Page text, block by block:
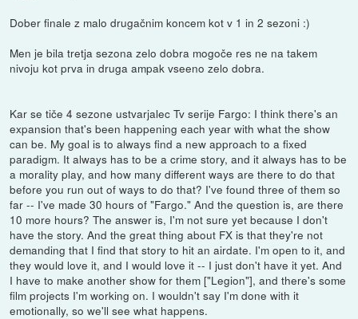
Dober finale z malo drugačnim koncem kot v 1 in 2 sezoni :)
Men je bila tretja sezona zelo dobra mogoče res ne na takem
nivoju kot prva in druga ampak vseeno zelo dobra.
Kar se tiče 4 sezone ustvarjalec Tv serije Fargo: I think there's an
expansion that's been happening each year with what the show
can be. My goal is to always find a new approach to a fixed
paradigm. It always has to be a crime story, and it always has to be
a morality play, and how many different ways are there to do that
before you run out of ways to do that? I've found three of them so
far -- I've made 30 hours of "Fargo." And the question is, are there
10 more hours? The answer is, I'm not sure yet because I don't
have the story. And the great thing about FX is that they're not
demanding that I find that story to hit an airdate. I'm open to it, and
they would love it, and I would love it -- I just don't have it yet. And
I have to make another show for them ["Legion"], and there's some
film projects I'm working on. I wouldn't say I'm done with it
emotionally, so we'll see what happens.